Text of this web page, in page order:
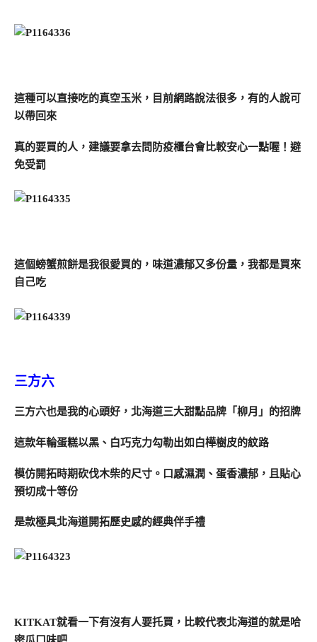
這種可以直接吃的真空玉米，目前網路說法很多，有的人說可
以帶回來
真的要買的人，建議要拿去問防疫櫃台會比較安心一點喔！避
免受罰
這個螃蟹煎餅是我很愛買的，味道濃郁又多份量，我都是買來
自己吃
三方六
三方六也是我的心頭好，北海道三大甜點品牌「柳月」的招牌
這款年輪蛋糕以黑、白巧克力勾勒出如白樺樹皮的紋路
模仿開拓時期砍伐木柴的尺寸。口感濕潤、蛋香濃郁，且貼心
預切成十等份
是款極具北海道開拓歷史感的經典伴手禮
KITKAT就看一下有沒有人要托買，比較代表北海道的就是哈
密瓜口味吧